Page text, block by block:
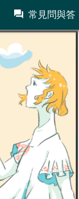
常見問與答